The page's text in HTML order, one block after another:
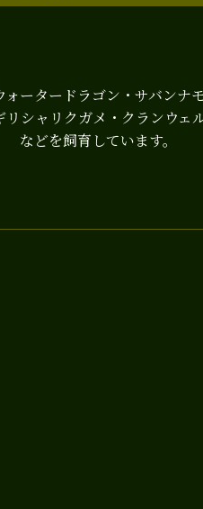
ォータードラゴン・サバンナ
リシャリクガメ・クランウェ
などを飼育しています。